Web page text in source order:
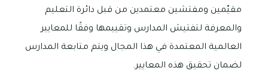
مقيّمين ومفتشين معتمدين من قبل دائرة التعليم
والمعرفة لتفتيش المدارس وتقييمها وفقًا للمعايير
العالمية المعتمدة في هذا المجال ويتم متابعة المدارس
لضمان تحقيق هذه المعايير.